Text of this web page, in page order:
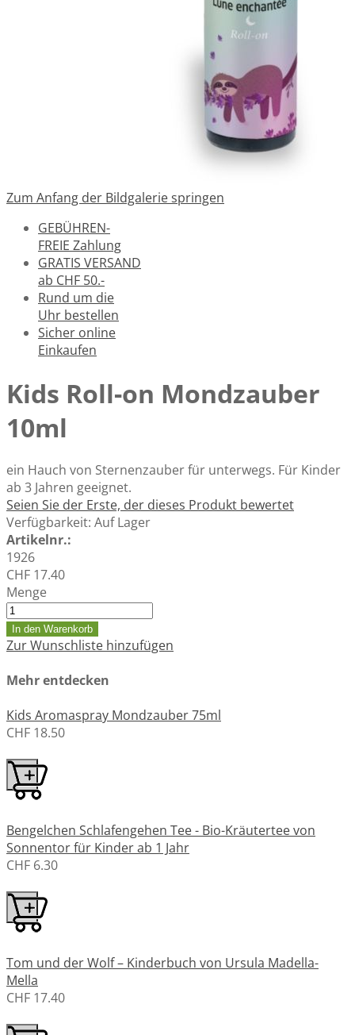
Zum Anfang der Bildgalerie springen
GEBÜHREN-
FREIE Zahlung
GRATIS VERSAND
ab CHF 50.-
Rund um die
Uhr bestellen
Sicher online
Einkaufen
Kids Roll-on Mondzauber
10ml
ein Hauch von Sternenzauber für unterwegs. Für Kinder
ab 3 Jahren geeignet.
Seien Sie der Erste, der dieses Produkt bewertet
Verfügbarkeit: Auf Lager
Artikelnr.:
1926
CHF 17.40
Menge
In den Warenkorb
Zur Wunschliste hinzufügen
Mehr entdecken
Kids Aromaspray Mondzauber 75ml
CHF 18.50
Bengelchen Schlafengehen Tee - Bio-Kräutertee von
Sonnentor für Kinder ab 1 Jahr
CHF 6.30
Tom und der Wolf – Kinderbuch von Ursula Madella-
Mella
CHF 17.40